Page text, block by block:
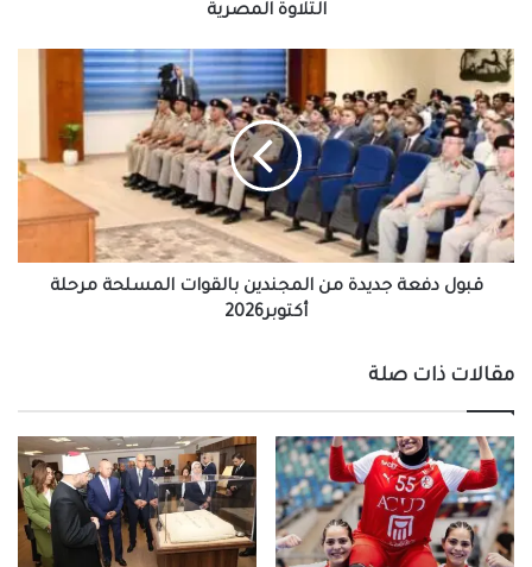
التلاوة المصرية
قبول
دفعة
جديدة
من
المجندين
بالقوات
المسلحة
مرحلة
أكتوبر2026
قبول دفعة جديدة من المجندين بالقوات المسلحة مرحلة
أكتوبر2026
مقالات ذات صلة